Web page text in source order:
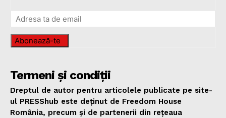
Abonează-te
Termeni și condiții
Dreptul de autor pentru articolele publicate pe site-
ul PRESShub este deținut de Freedom House
România, precum și de partenerii din rețeaua